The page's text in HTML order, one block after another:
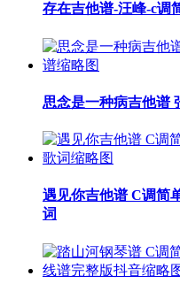
存在吉他谱-汪峰-c调
思念是一种病吉他谱
遇见你吉他谱 C调简
词